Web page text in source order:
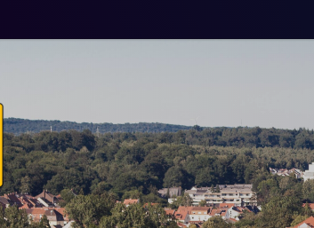
Lesen und
KULTUR UND BILDUNG 10. Oktober 2013
Lesezeit